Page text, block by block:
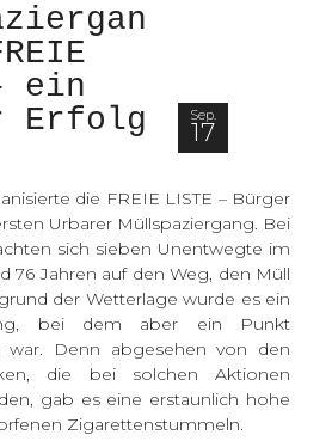
Team
2024
Archiv
ein
Erfolg
Sep.
17
die FREIE LISTE – Bürger
Urbarer Müllspaziergang. Bei
sich sieben Unentwegte im
76 Jahren auf den Weg, den Müll
der Wetterlage wurde es ein
bei dem aber ein Punkt
war. Denn abgesehen von den
die bei solchen Aktionen
gab es eine erstaunlich hohe
Zigarettenstummeln.